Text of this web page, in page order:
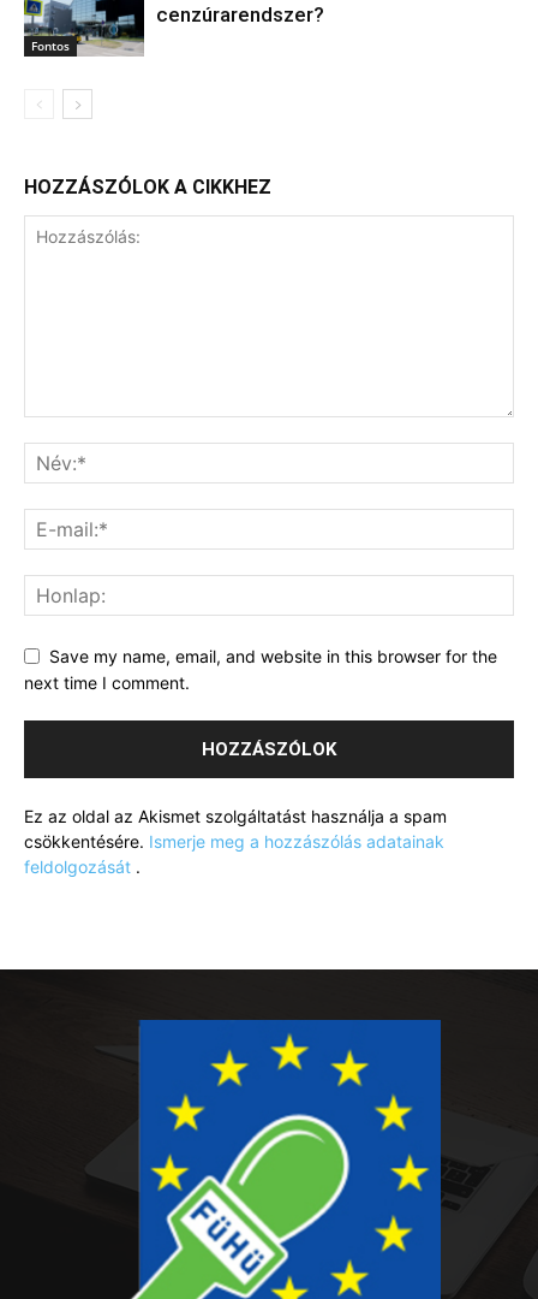
Fontos
cenzúrarendszer?
HOZZÁSZÓLOK A CIKKHEZ
Save my name, email, and website in this browser for the
next time I comment.
Ez az oldal az Akismet szolgáltatást használja a spam
csökkentésére. Ismerje meg a hozzászólás adatainak
feldolgozását .